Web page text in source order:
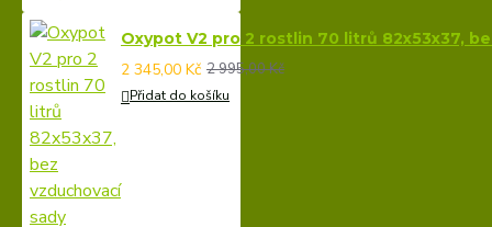
Oxypot V2 pro 2 rostlin 70 litrů 82x53x37,
2 345,00 Kč 2 995,00 Kč
Přidat do košíku